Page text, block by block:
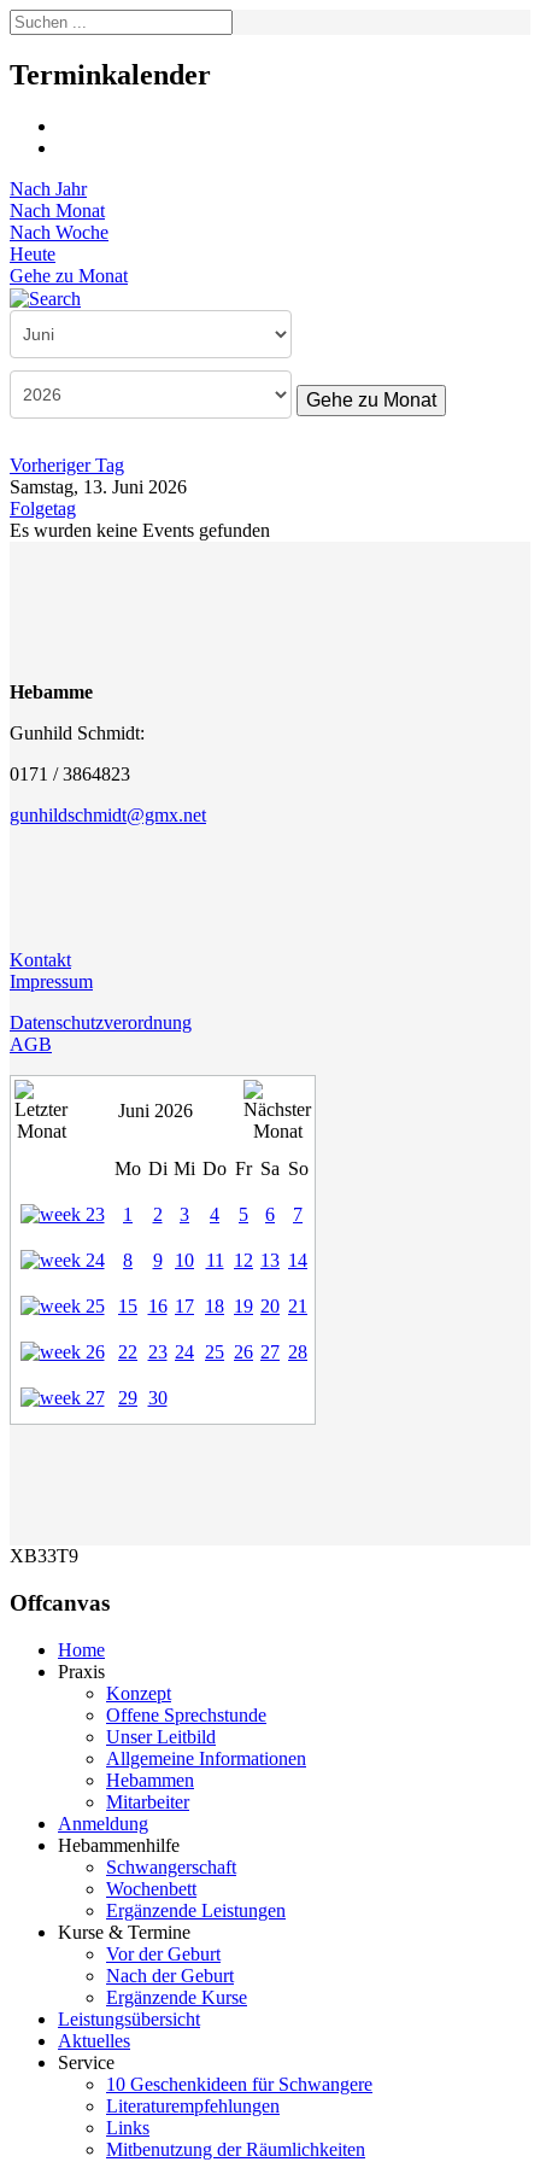
Terminkalender
Nach Jahr
Nach Monat
Nach Woche
Heute
Gehe zu Monat
Gehe zu Monat
Vorheriger Tag
Samstag, 13. Juni 2026
Folgetag
Es wurden keine Events gefunden
Hebamme
Gunhild Schmidt:
0171 / 3864823
gunhildschmidt@gmx.net
Kontakt
Impressum
Datenschutzverordnung
AGB
Juni 2026
Mo Di Mi Do Fr Sa So
1 2 3 4 5 6 7
8 9 10 11 12 13 14
15 16 17 18 19 20 21
22 23 24 25 26 27 28
29 30
XB33T9
Offcanvas
Home
Praxis
Konzept
Offene Sprechstunde
Unser Leitbild
Allgemeine Informationen
Hebammen
Mitarbeiter
Anmeldung
Hebammenhilfe
Schwangerschaft
Wochenbett
Ergänzende Leistungen
Kurse & Termine
Vor der Geburt
Nach der Geburt
Ergänzende Kurse
Leistungsübersicht
Aktuelles
Service
10 Geschenkideen für Schwangere
Literaturempfehlungen
Links
Mitbenutzung der Räumlichkeiten